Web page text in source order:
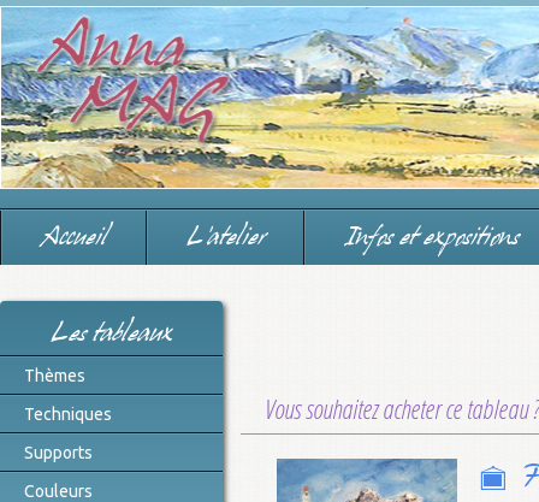
Accueil L'atelier Infos et expositions
Les tableaux
Thèmes
Techniques
Supports
Couleurs
Vous souhaitez acheter ce tableau ?